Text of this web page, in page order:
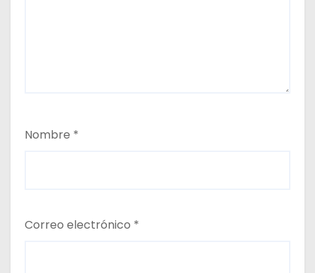
Nombre *
Correo electrónico *